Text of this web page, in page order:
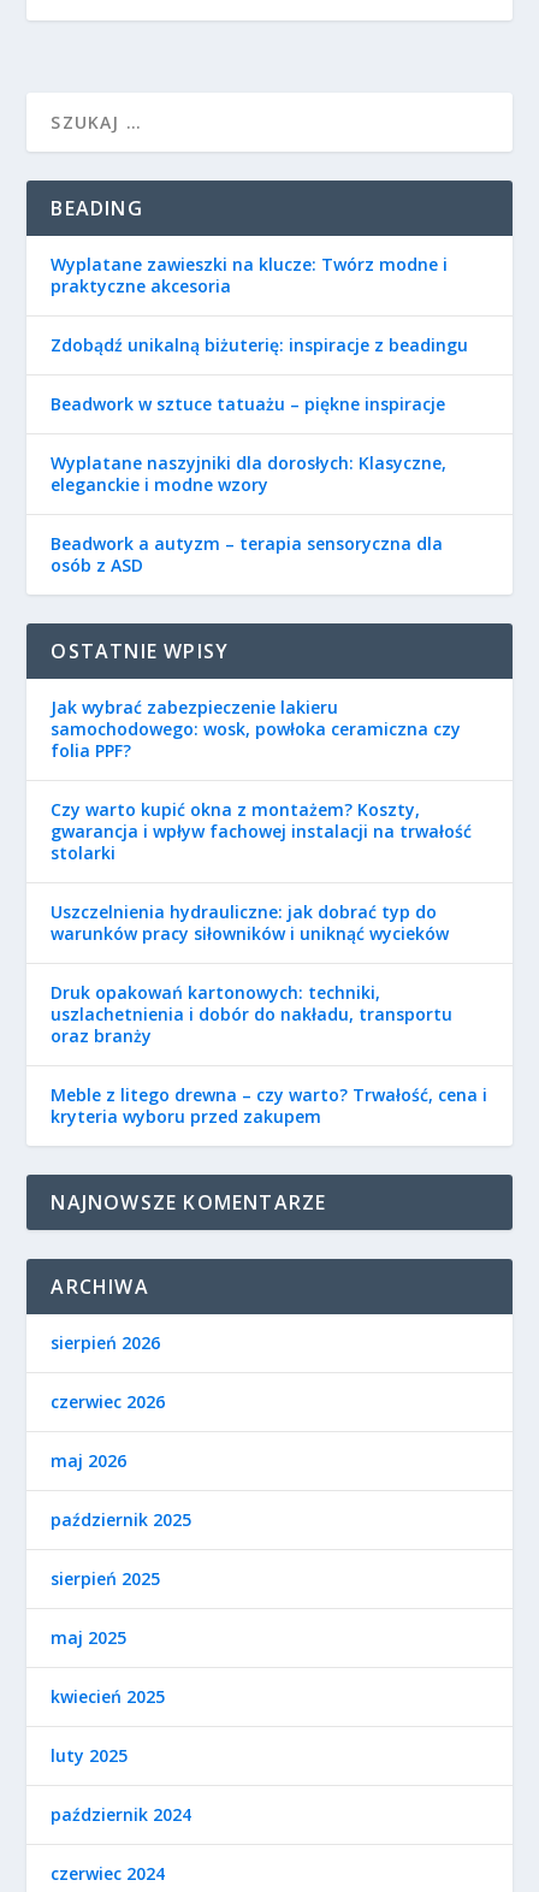
BEADING
Wyplatane zawieszki na klucze: Twórz modne i
praktyczne akcesoria
Zdobądź unikalną biżuterię: inspiracje z beadingu
Beadwork w sztuce tatuażu – piękne inspiracje
Wyplatane naszyjniki dla dorosłych: Klasyczne,
eleganckie i modne wzory
Beadwork a autyzm – terapia sensoryczna dla
osób z ASD
OSTATNIE WPISY
Jak wybrać zabezpieczenie lakieru
samochodowego: wosk, powłoka ceramiczna czy
folia PPF?
Czy warto kupić okna z montażem? Koszty,
gwarancja i wpływ fachowej instalacji na trwałość
stolarki
Uszczelnienia hydrauliczne: jak dobrać typ do
warunków pracy siłowników i uniknąć wycieków
Druk opakowań kartonowych: techniki,
uszlachetnienia i dobór do nakładu, transportu
oraz branży
Meble z litego drewna – czy warto? Trwałość, cena i
kryteria wyboru przed zakupem
NAJNOWSZE KOMENTARZE
ARCHIWA
sierpień 2026
czerwiec 2026
maj 2026
październik 2025
sierpień 2025
maj 2025
kwiecień 2025
luty 2025
październik 2024
czerwiec 2024